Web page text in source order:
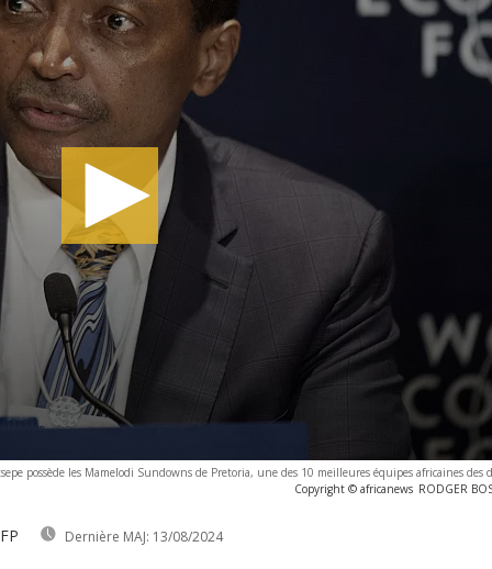
possède les Mamelodi Sundowns de Pretoria, une des 10 meilleures équipes africaines des
Copyright © africanews RODGER
Dernière MAJ: 13/08/2024